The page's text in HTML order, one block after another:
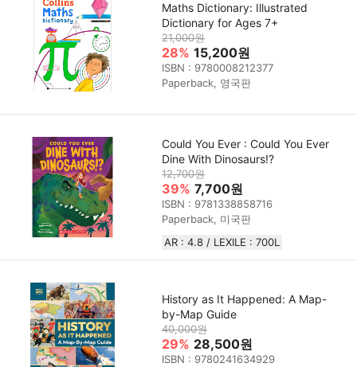
Maths Dictionary: Illustrated
Dictionary for Ages 7+
21,000원
28% 15,200원
ISBN : 9780008212377
Paperback, 영국판
Could You Ever : Could You Ever
Dine With Dinosaurs!?
12,700원
39% 7,700원
ISBN : 9781338858716
Paperback, 미국판
AR : 4.8 / LEXILE : 700L
History as It Happened: A Map-
by-Map Guide
40,000원
29% 28,500원
ISBN : 9780241634929